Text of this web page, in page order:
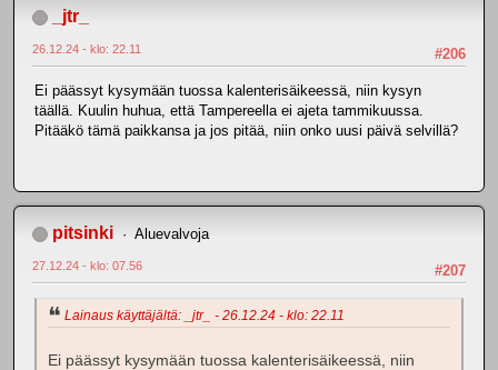
_jtr_
#206
26.12.24 - klo: 22.11
Ei päässyt kysymään tuossa kalenterisäikeessä, niin kysyn
täällä. Kuulin huhua, että Tampereella ei ajeta tammikuussa.
Pitääkö tämä paikkansa ja jos pitää, niin onko uusi päivä selvillä?
pitsinki Aluevalvoja
#207
27.12.24 - klo: 07.56
Lainaus käyttäjältä: _jtr_ - 26.12.24 - klo: 22.11
Ei päässyt kysymään tuossa kalenterisäikeessä, niin